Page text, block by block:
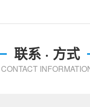
联系 · 方式
CONTACT